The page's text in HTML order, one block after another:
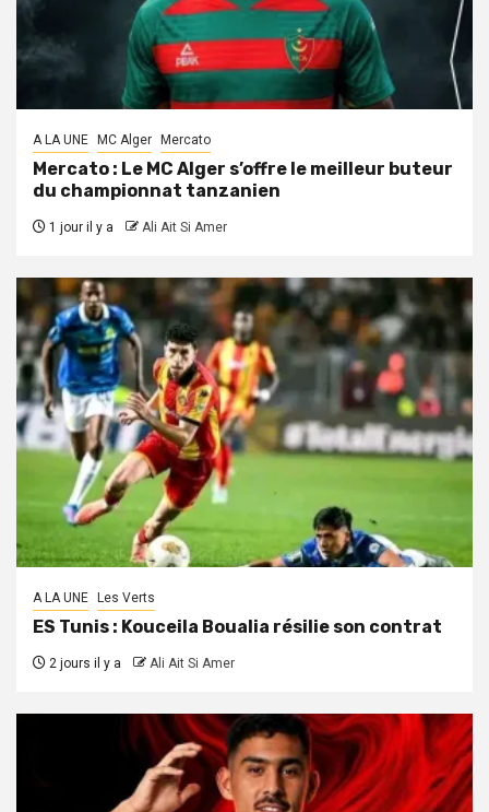
A LA UNE MC Alger Mercato
Mercato : Le MC Alger s’offre le meilleur buteur
du championnat tanzanien
1 jour il y a Ali Ait Si Amer
A LA UNE Les Verts
ES Tunis : Kouceila Boualia résilie son contrat
2 jours il y a Ali Ait Si Amer